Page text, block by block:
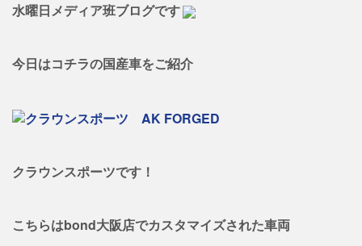
水曜日メディア班ブログです
今日はコチラの国産車をご紹介
クラウンスポーツです！
こちらはbond大阪店でカスタマイズされた車両